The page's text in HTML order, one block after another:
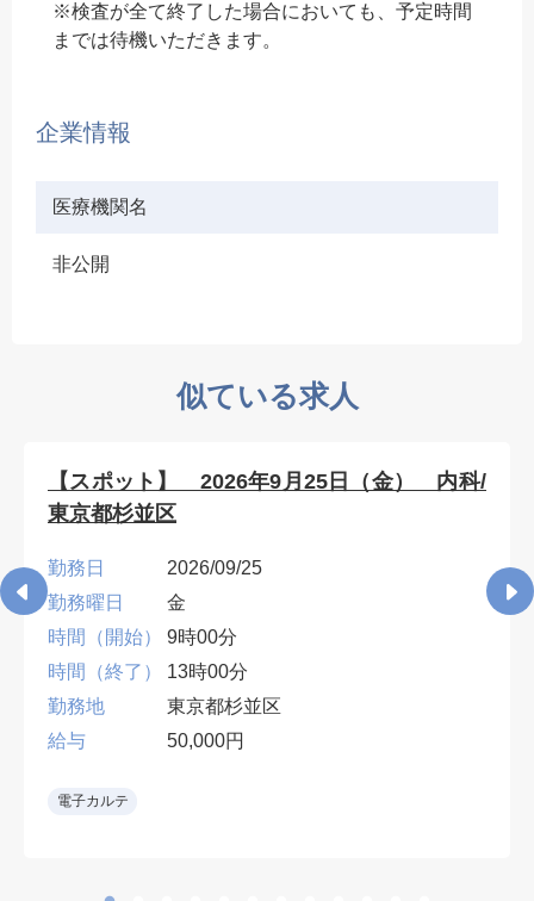
※検査が全て終了した場合においても、予定時間
までは待機いただきます。
企業情報
医療機関名
非公開
似ている求人
【スポット】 2026年9月25日（金） 内科/
東京都杉並区
勤務日
2026/09/25
勤務曜日
金
時間（開始）
9時00分
時間（終了）
13時00分
勤務地
東京都杉並区
給与
50,000円
電子カルテ